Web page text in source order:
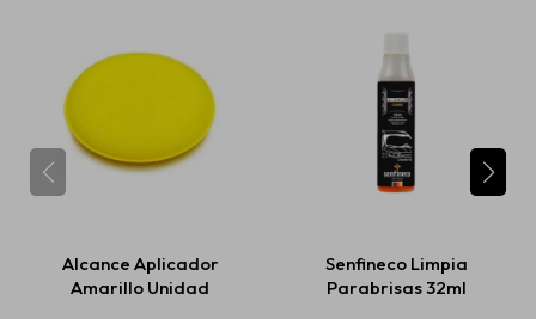
Alcance Aplicador
Amarillo Unidad
Senfineco Limpia
Parabrisas 32ml